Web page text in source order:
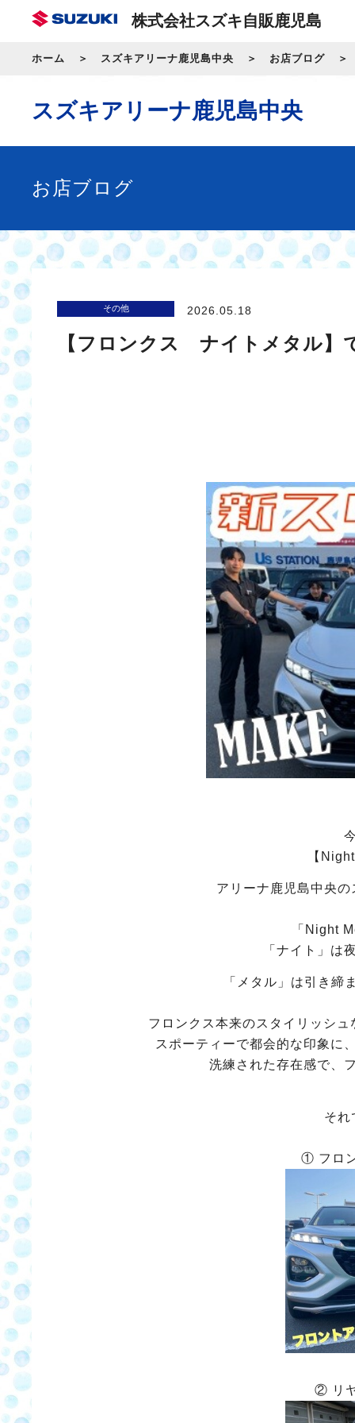
株式会社スズキ自販鹿児島
ホーム スズキアリーナ鹿児島中央 お店ブログ
スズキアリーナ鹿児島中央
お店ブログ
その他 2026.05.18
【フロンクス ナイトメタル】
【
アリーナ鹿児島中央
「Night
「ナイト」は
「メタル」は引き締
フロンクス本来のスタイリッシ
スポーティーで都会的な印象に
洗練された存在感で、
それ
① フロ
② リ